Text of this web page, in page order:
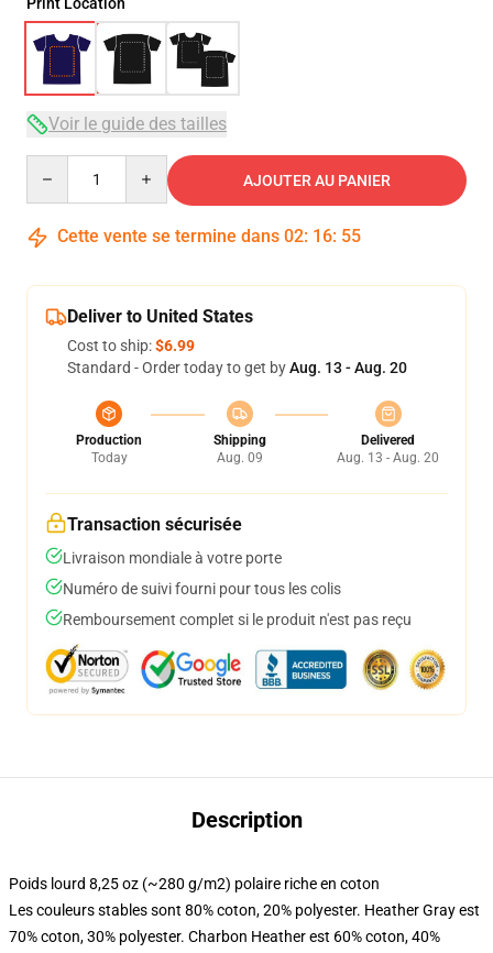
Voir le guide des tailles
AJOUTER AU PANIER
Cette vente se termine dans 02: 16: 54
Deliver to United States
Cost to ship:$6.99
Standard - Order today to get byAug. 13 - Aug. 20
Production
Today
Shipping
Aug. 09
Delivered
Aug. 13 - Aug. 20
Transaction sécurisée
Livraison mondiale à votre porte
Numéro de suivi fourni pour tous les colis
Remboursement complet si le produit n'est pas reçu
Description
Poids lourd 8,25 oz (~280 g/m2) polaire riche en coton
Les couleurs stables sont 80% coton, 20% polyester. Heather Gray est
70% coton, 30% polyester. Charbon Heather est 60% coton, 40%